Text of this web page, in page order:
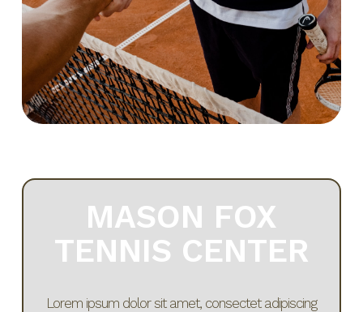
MASON FOX
TENNIS CENTER
Lorem ipsum dolor sit amet, consectet adipiscing